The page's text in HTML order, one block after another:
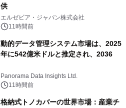
供
エルゼビア・ジャパン株式会社
11時間前
動的データ管理システム市場は、2025
年に542億米ドルと推定され、2036
Panorama Data Insights Ltd.
11時間前
格納式トノカバーの世界市場：産業チ